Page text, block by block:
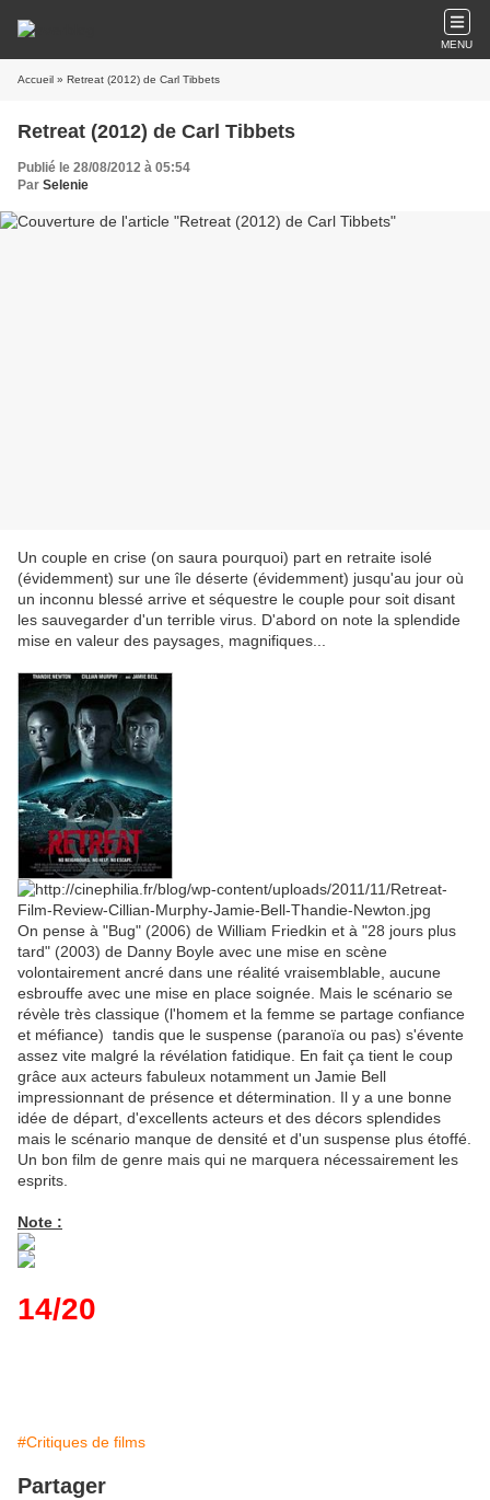
MENU
Accueil » Retreat (2012) de Carl Tibbets
Retreat (2012) de Carl Tibbets
Publié le 28/08/2012 à 05:54
Par Selenie
Un couple en crise (on saura pourquoi) part en retraite isolé
(évidemment) sur une île déserte (évidemment) jusqu'au jour où
un inconnu blessé arrive et séquestre le couple pour soit disant
les sauvegarder d'un terrible virus. D'abord on note la splendide
mise en valeur des paysages, magnifiques...
On pense à "Bug" (2006) de William Friedkin et à "28 jours plus
tard" (2003) de Danny Boyle avec une mise en scène
volontairement ancré dans une réalité vraisemblable, aucune
esbrouffe avec une mise en place soignée. Mais le scénario se
révèle très classique (l'homem et la femme se partage confiance
et méfiance) tandis que le suspense (paranoïa ou pas) s'évente
assez vite malgré la révélation fatidique. En fait ça tient le coup
grâce aux acteurs fabuleux notamment un Jamie Bell
impressionnant de présence et détermination. Il y a une bonne
idée de départ, d'excellents acteurs et des décors splendides
mais le scénario manque de densité et d'un suspense plus étoffé.
Un bon film de genre mais qui ne marquera nécessairement les
esprits.
Note :
14/20
#Critiques de films
Partager